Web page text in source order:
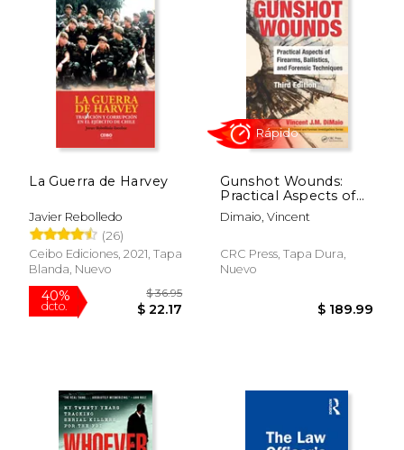
50%
dcto. $ 123.89
La Guerra de Harvey
Javier Rebolledo
(26)
Ceibo Ediciones, 2021, Tapa
Blanda, Nuevo
Gunshot Wounds:
Practical Aspects of
Firearms, Ballistics,
and Forensic
Edition (en Inglés)
Dimaio, Vincent
CRC Press, Tapa Dura,
Nuevo